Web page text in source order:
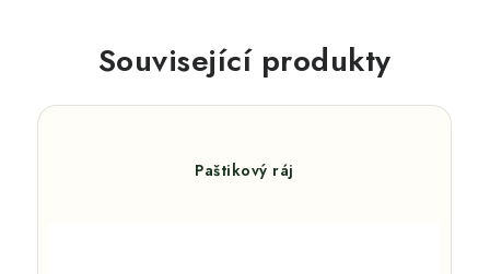
Související produkty
Paštikový ráj